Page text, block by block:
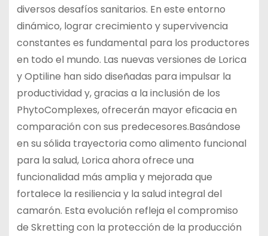
diversos desafíos sanitarios. En este entorno
dinámico, lograr crecimiento y supervivencia
constantes es fundamental para los productores
en todo el mundo. Las nuevas versiones de Lorica
y Optiline han sido diseñadas para impulsar la
productividad y, gracias a la inclusión de los
PhytoComplexes, ofrecerán mayor eficacia en
comparación con sus predecesores.Basándose
en su sólida trayectoria como alimento funcional
para la salud, Lorica ahora ofrece una
funcionalidad más amplia y mejorada que
fortalece la resiliencia y la salud integral del
camarón. Esta evolución refleja el compromiso
de Skretting con la protección de la producción